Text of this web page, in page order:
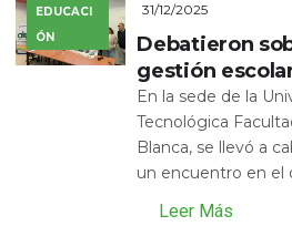
EDUCACI
ÓN
31/12/2025
Debatieron
gestión
En la sede de la
Tecnológica
Blanca, se llevó a
un encuentro en el
Leer Más